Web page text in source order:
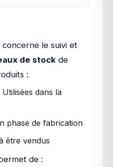
le suivi et
de stock de
:
Utilisées dans la
phase de fabrication
être vendus
de :